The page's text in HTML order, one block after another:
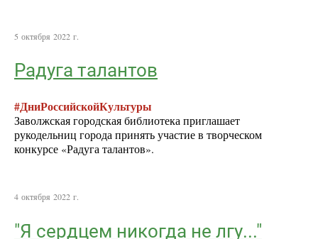
5 октября 2022 г.
Радуга талантов
#ДниРоссийскойКультуры
Заволжская городская библиотека приглашает
рукодельниц города принять участие в творческом
конкурсе «Радуга талантов».
4 октября 2022 г.
"Я сердцем никогда не лгу..."